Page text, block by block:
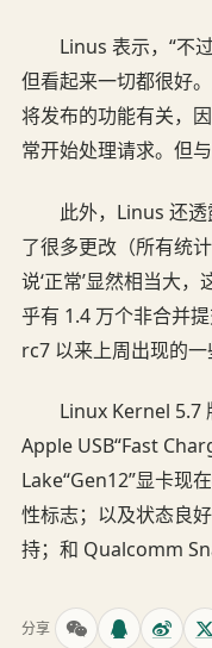
Linus 表示，“不
但看起来一切都很好
将发布的功能有关，
常开始处理请求。但
此外，Linus 还
了很多更改（所有统
说‘正常’显然相当大
乎有 1.4 万个非合并
rc7 以来上周出现的一
Linux Kernel 5.7
Apple USB“Fast
Lake“Gen12”显卡现
性标志；以及状态良
持；和 Qualcomm
分享